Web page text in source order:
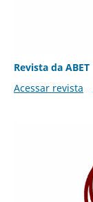
Revista da ABET
Acessar revista